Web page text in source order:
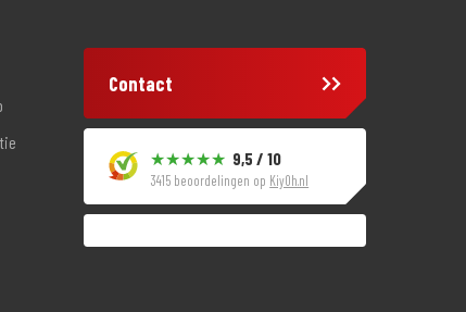
Contact
9,5 / 10
3415 beoordelingen op KiyOh.nl